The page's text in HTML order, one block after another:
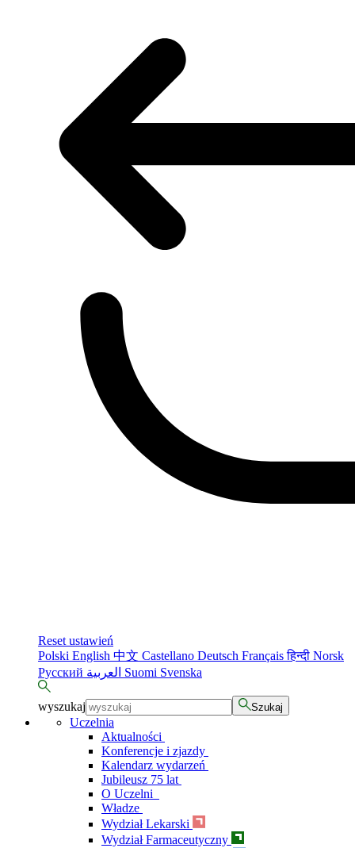
Reset ustawień
Polski English 中文 Castellano Deutsch Françaisहिन्दी Norsk
Русский
Suomi Svenska
wyszukaj Szukaj
Uczelnia
Aktualności
Konferencje i zjazdy
Kalendarz wydarzeń
Jubileusz 75 lat
O Uczelni
Władze
Wydział Lekarski
Wydział Farmaceutyczny